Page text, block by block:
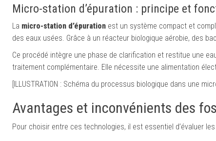
Micro-station d’épuration : principe et
La micro-station d’épuration est un système compact et
des eaux usées. Grâce à un réacteur biologique aérobie, des
Ce procédé intègre une phase de clarification et restitue une
traitement complémentaire. Elle nécessite une alimentation
[ILLUSTRATION : Schéma du processus biologique dans une
Avantages et inconvénients des
Pour choisir entre ces technologies, il est essentiel d’évaluer